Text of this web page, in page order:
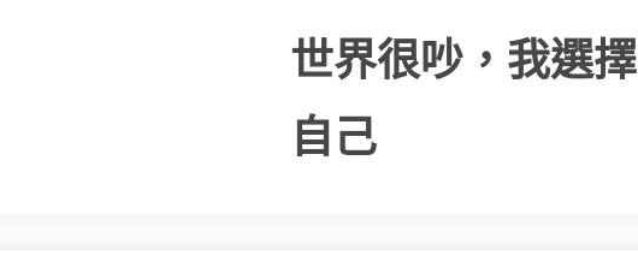
世界很吵，我選
自己